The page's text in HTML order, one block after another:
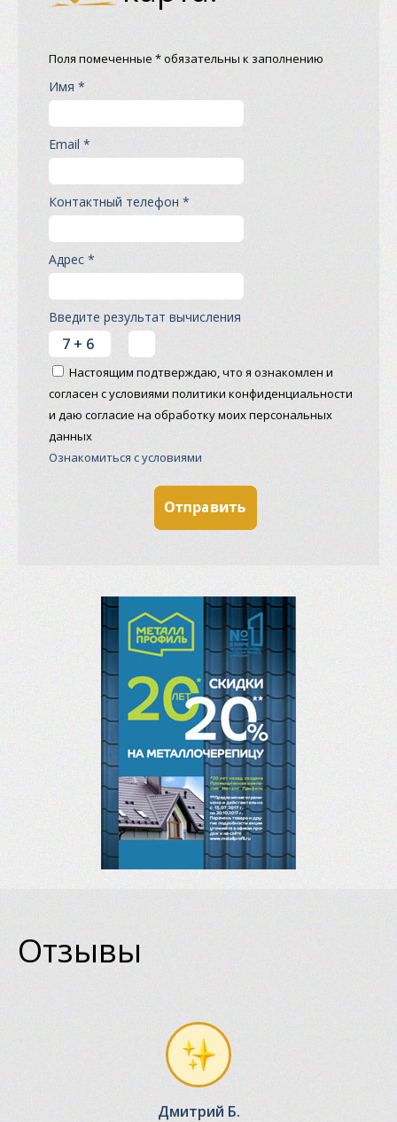
Поля помеченные * обязательны к заполнению
Имя *
Email *
Контактный телефон *
Адрес *
Введите результат вычисления
Настоящим подтверждаю, что я ознакомлен и
согласен с условиями политики конфиденциальности
и даю согласие на обработку моих персональных
данных
Ознакомиться с условиями
Отзывы
Дмитрий Б.